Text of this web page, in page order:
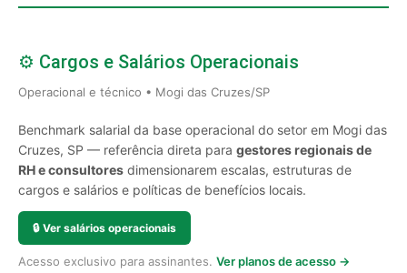
⚙️ Cargos e Salários Operacionais
Operacional e técnico • Mogi das Cruzes/SP
Benchmark salarial da base operacional do setor em Mogi das
Cruzes, SP — referência direta para gestores regionais de
RH e consultores dimensionarem escalas, estruturas de
cargos e salários e políticas de benefícios locais.
🔒 Ver salários operacionais
Acesso exclusivo para assinantes. Ver planos de acesso →